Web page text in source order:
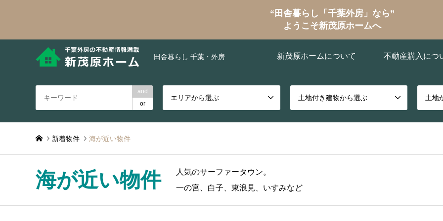
“田舎暮らし「千葉外房」なら”
ようこそ新茂原ホームへ
田舎暮らし 千葉・外房 新茂原ホームについて 不動産購入につ
and
or
エリアから選ぶ 土地付き建物から選ぶ 土地
新着物件 海が近い物件
海が近い物件
人気のサーファータウン。
一の宮、白子、東浪見、いすみなど